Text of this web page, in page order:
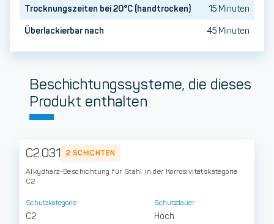
Trocknungszeiten bei 20°C (handtrocken)
15 Minuten
Überlackierbar nach
45 Minuten
Beschichtungssysteme, die dieses
Produkt enthalten
C2.031
2 SCHICHTEN
Alkydharz-Beschichtung für Stahl in der Korrosivitätskategorie
C2
Schutzkategorie
C2
Schutzdauer
Hoch